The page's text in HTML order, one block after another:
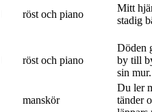
röst och piano
Mitt
stadig
röst och piano
Döden
by till
sin
manskör
Du ler
tänder